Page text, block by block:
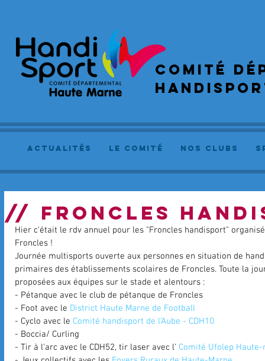
COMIté
actualités le comité NOS CLUBS
// FRONCLES
Hier c'était le rdv annuel pour les "Froncles handisport"
Froncles !
Journée multisports ouverte aux personnes en situation de
primaires des établissements scolaires de Froncles. Toute la
proposées aux équipes sur le stade et alentours :
- Pétanque avec le club de pétanque de Froncles
- Foot avec le District Haute Marne de Football
- Cyclo avec le Comité handisport de l'Aube - CDH10
- Boccia/ Curling
- Tir à l'arc avec le CDH52, tir laser avec l' Comité Ufolep